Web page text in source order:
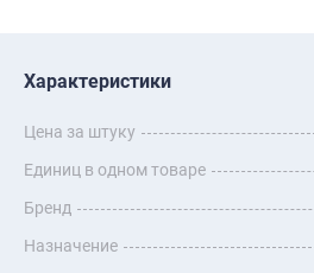
Характеристики
Цена за штуку
Единиц в одном товаре
Бренд
Назначение